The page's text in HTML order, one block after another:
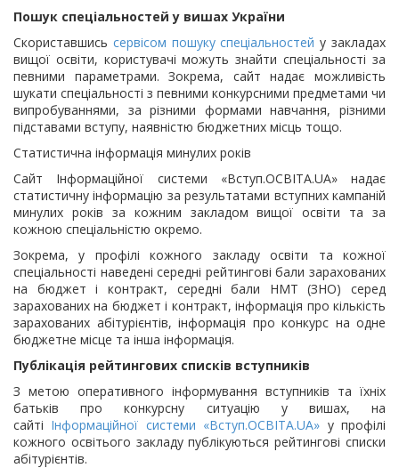
Пошук спеціальностей у вишах України
Скориставшись сервісом пошуку спеціальностей у закладах
вищої освіти, користувачі можуть знайти спеціальності за
певними параметрами. Зокрема, сайт надає можливість
шукати спеціальності з певними конкурсними предметами чи
випробуваннями, за різними формами навчання, різними
підставами вступу, наявністю бюджетних місць тощо.
Статистична інформація минулих років
Сайт Інформаційної системи «Вступ.ОСВІТА.UA» надає
статистичну інформацію за результатами вступних кампаній
минулих років за кожним закладом вищої освіти та за
кожною спеціальністю окремо.
Зокрема, у профілі кожного закладу освіти та кожної
спеціальності наведені середні рейтингові бали зарахованих
на бюджет і контракт, середні бали НМТ (ЗНО) серед
зарахованих на бюджет і контракт, інформація про кількість
зарахованих абітурієнтів, інформація про конкурс на одне
бюджетне місце та інша інформація.
Публікація рейтингових списків вступників
З метою оперативного інформування вступників та їхніх
батьків про конкурсну ситуацію у вишах, на
сайті Інформаційної системи «Вступ.ОСВІТА.UA» у профілі
кожного освітього закладу публікуються рейтингові списки
абітурієнтів.